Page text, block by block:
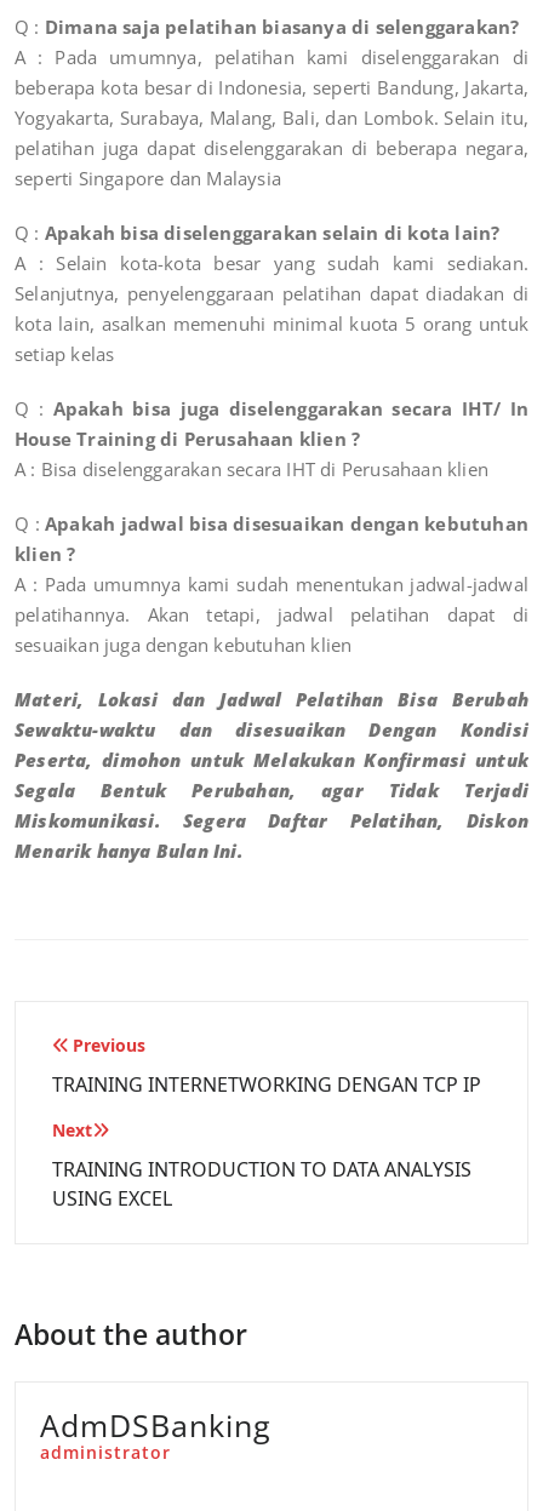
Q : Dimana saja pelatihan biasanya di selenggarakan?
A : Pada umumnya, pelatihan kami diselenggarakan di
beberapa kota besar di Indonesia, seperti Bandung, Jakarta,
Yogyakarta, Surabaya, Malang, Bali, dan Lombok. Selain itu,
pelatihan juga dapat diselenggarakan di beberapa negara,
seperti Singapore dan Malaysia
Q : Apakah bisa diselenggarakan selain di kota lain?
A : Selain kota-kota besar yang sudah kami sediakan.
Selanjutnya, penyelenggaraan pelatihan dapat diadakan di
kota lain, asalkan memenuhi minimal kuota 5 orang untuk
setiap kelas
Q : Apakah bisa juga diselenggarakan secara IHT/ In
House Training di Perusahaan klien ?
A : Bisa diselenggarakan secara IHT di Perusahaan klien
Q :Apakah jadwal bisa disesuaikan dengan kebutuhan
klien ?
A : Pada umumnya kami sudah menentukan jadwal-jadwal
pelatihannya. Akan tetapi, jadwal pelatihan dapat di
sesuaikan juga dengan kebutuhan klien
Materi, Lokasi dan Jadwal Pelatihan Bisa Berubah
Sewaktu-waktu dan disesuaikan Dengan Kondisi
Peserta, dimohon untuk Melakukan Konfirmasi untuk
Segala Bentuk Perubahan, agar Tidak Terjadi
Miskomunikasi. Segera Daftar Pelatihan, Diskon
Menarik hanya Bulan Ini.
Previous
TRAINING INTERNETWORKING DENGAN TCP IP
Next
TRAINING INTRODUCTION TO DATA ANALYSIS
USING EXCEL
About the author
AdmDSBanking
administrator